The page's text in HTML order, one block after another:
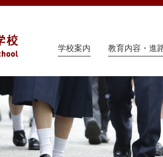
学校案内 教育内容・進